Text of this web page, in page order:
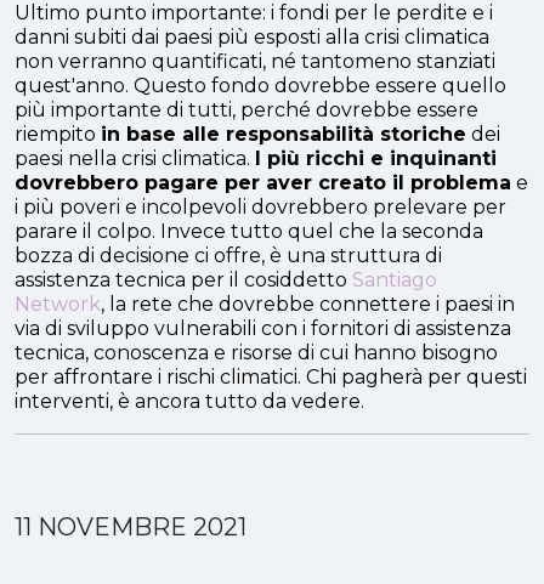
Ultimo punto importante: i fondi per le perdite e i
danni subiti dai paesi più esposti alla crisi climatica
non verranno quantificati, né tantomeno stanziati
quest'anno. Questo fondo dovrebbe essere quello
più importante di tutti, perché dovrebbe essere
riempito in base alle responsabilità storiche dei
paesi nella crisi climatica. I più ricchi e inquinanti
dovrebbero pagare per aver creato il problema e
i più poveri e incolpevoli dovrebbero prelevare per
parare il colpo. Invece tutto quel che la seconda
bozza di decisione ci offre, è una struttura di
assistenza tecnica per il cosiddetto Santiago
Network, la rete che dovrebbe connettere i paesi in
via di sviluppo vulnerabili con i fornitori di assistenza
tecnica, conoscenza e risorse di cui hanno bisogno
per affrontare i rischi climatici. Chi pagherà per questi
interventi, è ancora tutto da vedere.
11 NOVEMBRE 2021